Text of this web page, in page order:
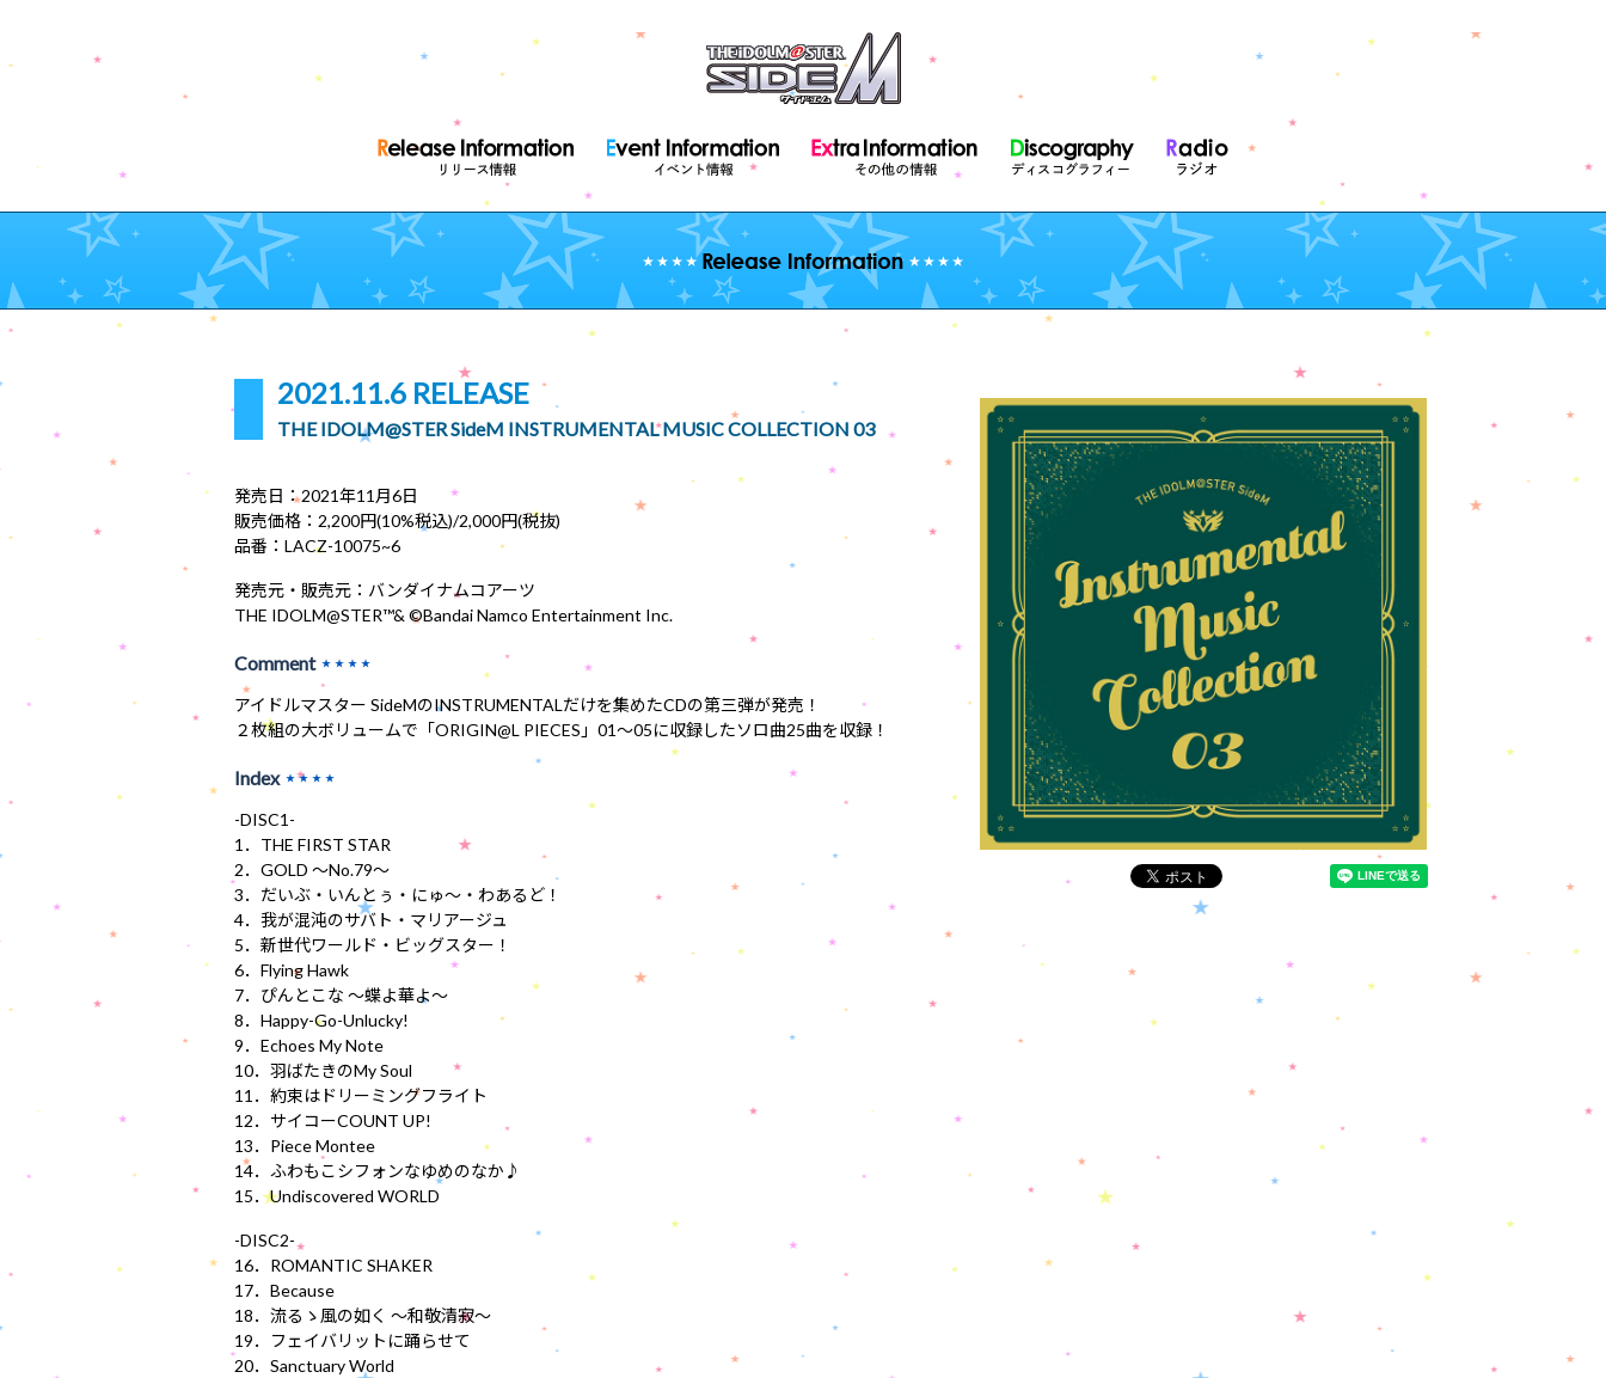
2021.11.6 RELEASE
THE IDOLM@STER SideM INSTRUMENTAL MUSIC COLLECTION 03
発売日：2021年11月6日
販売価格：2,200円(10%税込)/2,000円(税抜)
品番：LACZ-10075~6
発売元・販売元：バンダイナムコアーツ
THE IDOLM@STER™& ©Bandai Namco Entertainment Inc.
Comment ★★★★
アイドルマスター SideMのINSTRUMENTALだけを集めたCDの第三弾が発売！
２枚組の大ボリュームで「ORIGIN@L PIECES」01〜05に収録したソロ曲25曲を収録！
Index ★★★★
-DISC1-
1．THE FIRST STAR
2．GOLD ～No.79～
3．だいぶ・いんとぅ・にゅ～・わあるど！
4．我が混沌のサバト・マリアージュ
5．新世代ワールド・ビッグスター！
6．Flying Hawk
7．ぴんとこな ～蝶よ華よ～
8．Happy-Go-Unlucky!
9．Echoes My Note
10．羽ばたきのMy Soul
11．約束はドリーミングフライト
12．サイコーCOUNT UP!
13．Piece Montee
14．ふわもこシフォンなゆめのなか♪
15．Undiscovered WORLD
-DISC2-
16．ROMANTIC SHAKER
17．Because
18．流るゝ風の如く ～和敬清寂～
19．フェイバリットに踊らせて
20．Sanctuary World